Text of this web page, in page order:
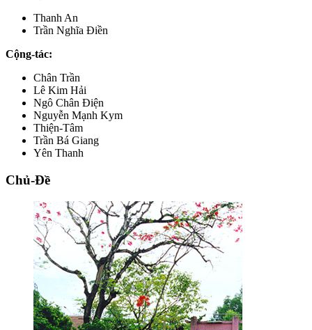
Thanh An
Trần Nghĩa Điền
Cộng-tác:
Chân Trần
Lê Kim Hải
Ngô Chân Điện
Nguyễn Mạnh Kym
Thiện-Tâm
Trần Bá Giang
Yên Thanh
Chủ-Đề